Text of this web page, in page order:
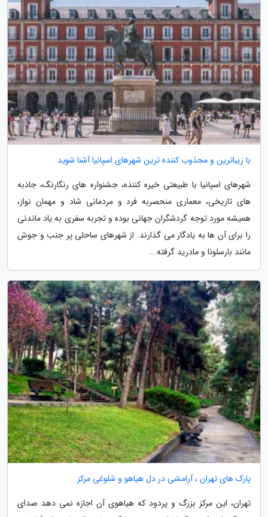
با زیباترین و مجذوب کننده ترین شهرهای اسپانیا آشنا شوید
شهرهای اسپانیا با طبیعتی خیره کننده، جشنواره های رنگارنگ، جاذبه
های تاریخی، معماری منحصربه فرد و مردمانی شاد و مهمان نواز،
همیشه مورد توجه گردشگران جهانی بوده و تجربه سفری به یاد ماندنی
را برای آن ها به یادگار می گذارند. از شهرهای ساحلی پر جنب و جوش
مانند بارسلونا و مادرید گرفته...
پارک های تهران ، آرامشی در دل هیاهو و شلوغی مرکز
تهران، این مرکز بزرگ و پردود که هیاهوی آن اجازه نمی دهد صدای